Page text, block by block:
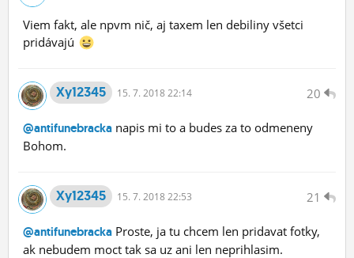
Viem fakt, ale npvm nič, aj taxem len debiliny všetci
pridávajú
20
Xy12345 15. 7. 2018 22:14
@antifunebracka napis mi to a budes za to odmeneny
Bohom.
21
Xy12345 15. 7. 2018 22:53
@antifunebracka Proste, ja tu chcem len pridavat fotky,
ak nebudem moct tak sa uz ani len neprihlasim.